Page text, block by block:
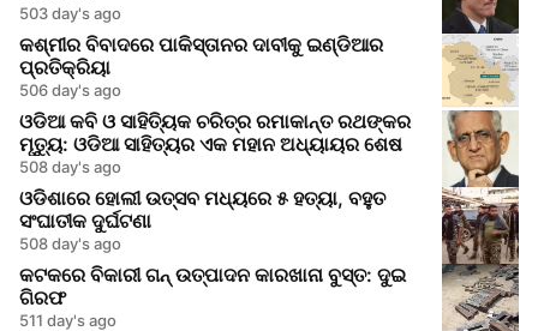
503 day's ago
କଶ୍ମୀର ବିବାଦରେ ପାକିସ୍ତାନର ଦାବୀକୁ ଇଣ୍ଡିଆର
ପ୍ରତିକ୍ରିୟା
506 day's ago
ଓଡିଆ କବି ଓ ସାହିତ୍ୟିକ ଚରିତ୍ର ରମାକାନ୍ତ ରଥଙ୍କର
ମୃତ୍ୟୁ: ଓଡିଆ ସାହିତ୍ୟର ଏକ ମହାନ ଅଧ୍ୟାୟର ଶେଷ
508 day's ago
ଓଡିଶାରେ ହୋଲୀ ଉତ୍ସବ ମଧ୍ୟରେ ୫ ହତ୍ୟା, ବହୁତ
ସଂଘାତୀକ ଦୁର୍ଘଟଣା
508 day's ago
କଟକରେ ବିକାରୀ ଗନ୍ ଉତ୍ପାଦନ କାରଖାନା ବୁସ୍ତ: ଦୁଇ
ଗିରଫ
511 day's ago